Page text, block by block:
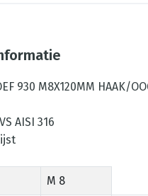
930 M8X120MM HAAK/
AISI 316
M 8